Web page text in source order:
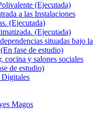
(Ejecutada)
a las Instalaciones
(Ejecutada)
(Ejecutada)
situadas bajo la
fase de estudio)
cocina y salones sociales
de estudio)
Magos